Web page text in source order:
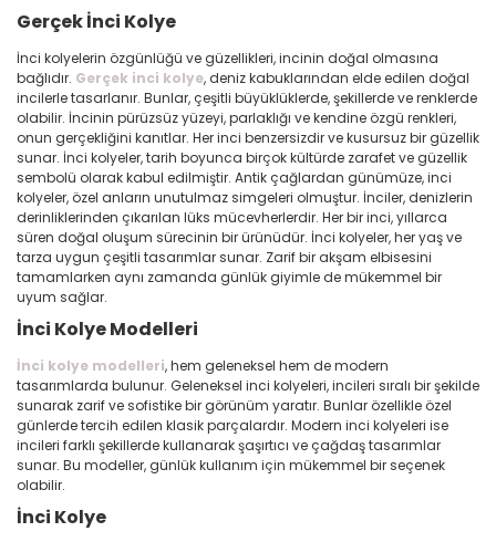
Gerçek İnci Kolye
İnci kolyelerin özgünlüğü ve güzellikleri, incinin doğal olmasına
bağlıdır. Gerçek inci kolye, deniz kabuklarından elde edilen doğal
incilerle tasarlanır. Bunlar, çeşitli büyüklüklerde, şekillerde ve renklerde
olabilir. İncinin pürüzsüz yüzeyi, parlaklığı ve kendine özgü renkleri,
onun gerçekliğini kanıtlar. Her inci benzersizdir ve kusursuz bir güzellik
sunar. İnci kolyeler, tarih boyunca birçok kültürde zarafet ve güzellik
sembolü olarak kabul edilmiştir. Antik çağlardan günümüze, inci
kolyeler, özel anların unutulmaz simgeleri olmuştur. İnciler, denizlerin
derinliklerinden çıkarılan lüks mücevherlerdir. Her bir inci, yıllarca
süren doğal oluşum sürecinin bir ürünüdür. İnci kolyeler, her yaş ve
tarza uygun çeşitli tasarımlar sunar. Zarif bir akşam elbisesini
tamamlarken aynı zamanda günlük giyimle de mükemmel bir
uyum sağlar.
İnci Kolye Modelleri
İnci kolye modelleri, hem geleneksel hem de modern
tasarımlarda bulunur. Geleneksel inci kolyeleri, incileri sıralı bir şekilde
sunarak zarif ve sofistike bir görünüm yaratır. Bunlar özellikle özel
günlerde tercih edilen klasik parçalardır. Modern inci kolyeleri ise
incileri farklı şekillerde kullanarak şaşırtıcı ve çağdaş tasarımlar
sunar. Bu modeller, günlük kullanım için mükemmel bir seçenek
olabilir.
İnci Kolye